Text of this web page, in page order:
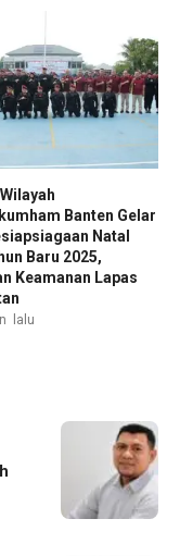
Banten Gelar
Natal
Baru 2025,
Keamanan Lapas
lalu